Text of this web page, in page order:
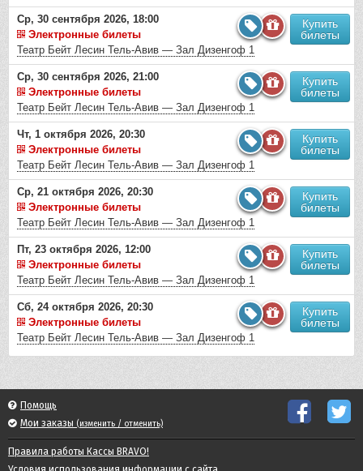
Ср, 30 сентября 2026, 18:00
Электронные билеты
Театр Бейт Лесин Тель-Авив — Зал Дизенгоф 1
Купить
билеты
Ср, 30 сентября 2026, 21:00
Электронные билеты
Театр Бейт Лесин Тель-Авив — Зал Дизенгоф 1
Купить
билеты
Чт, 1 октября 2026, 20:30
Электронные билеты
Театр Бейт Лесин Тель-Авив — Зал Дизенгоф 1
Купить
билеты
Ср, 21 октября 2026, 20:30
Электронные билеты
Театр Бейт Лесин Тель-Авив — Зал Дизенгоф 1
Купить
билеты
Пт, 23 октября 2026, 12:00
Электронные билеты
Театр Бейт Лесин Тель-Авив — Зал Дизенгоф 1
Купить
билеты
Сб, 24 октября 2026, 20:30
Электронные билеты
Театр Бейт Лесин Тель-Авив — Зал Дизенгоф 1
Купить
билеты
Помощь
Мои заказы (изменить / отменить)
Правила работы Кассы BRAVO!